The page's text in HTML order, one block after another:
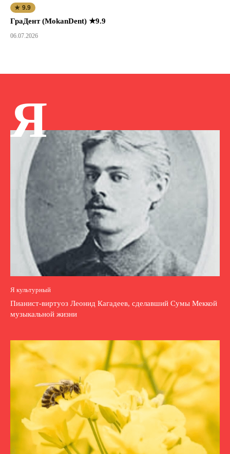
★ 9.9
ГраДент (MokanDent) ★9.9
06.07.2026
Я
Я культурный
Пианист-виртуоз Леонид Кагадеев, сделавший Сумы Меккой
музыкальной жизни